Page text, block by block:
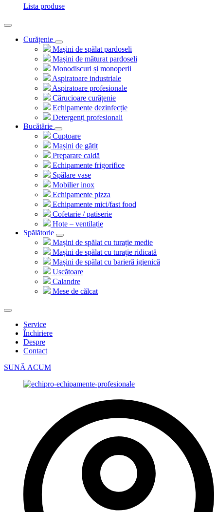
Lista produse
Curățenie
Mașini de spălat pardoseli
Mașini de măturat pardoseli
Monodiscuri și monoperii
Aspiratoare industriale
Aspiratoare profesionale
Cărucioare curățenie
Echipamente dezinfecție
Detergenți profesionali
Bucătărie
Cuptoare
Mașini de gătit
Preparare caldă
Echipamente frigorifice
Spălare vase
Mobilier inox
Echipamente pizza
Echipamente mici/fast food
Cofetarie / patiserie
Hote – ventilație
Spălătorie
Mașini de spălat cu turație medie
Mașini de spălat cu turație ridicată
Mașini de spălat cu barieră igienică
Uscătoare
Calandre
Mese de călcat
Service
Închiriere
Despre
Contact
SUNĂ ACUM